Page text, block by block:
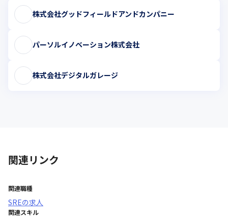
株式会社グッドフィールドアンドカンパニー
パーソルイノベーション株式会社
株式会社デジタルガレージ
関連リンク
関連職種
SREの求人
関連スキル